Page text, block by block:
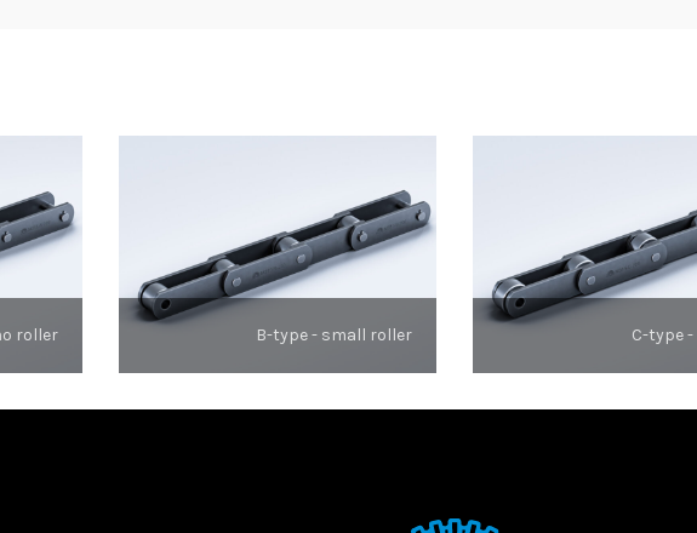
roller B-type - small roller C-type